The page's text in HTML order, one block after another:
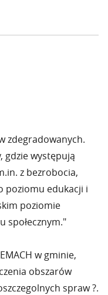
zdegradowanych.
gdzie występują
z bezrobocia,
poziomu edukacji i
poziomie
społecznym."
w gminie,
obszarów
spraw ?.